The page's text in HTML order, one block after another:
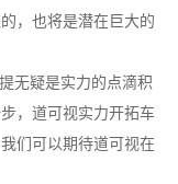
，也将是潜在巨大的
无疑是实力的点滴积
，道可视实力开拓车
们可以期待道可视在